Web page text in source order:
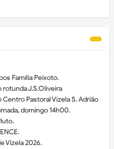
Família Peixoto.
J.S.Oliveira
Pastoral Vizela S. Adrião
domingo 14h00.
Vizela 2026.